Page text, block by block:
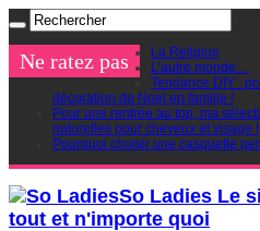
Ne ratez pas
La Religion
L’autre monde…
Tendance DIY :
décoration de Noel en famille !
Pour une rentrée au top, ma
naturelles pour cheveux et visage !
Pourquoi choisir une casquette
So Ladies Le
tout et n'importe quoi